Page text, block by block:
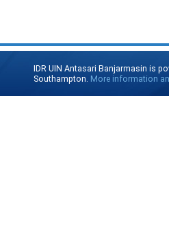
IDR UIN Antasari Banjarmasin is
Southampton. More information